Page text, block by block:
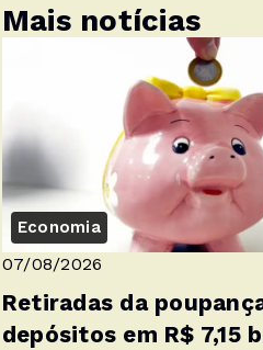
Mais notícias
Economia
07/08/2026
Retiradas da
depósitos em R$ 7,15